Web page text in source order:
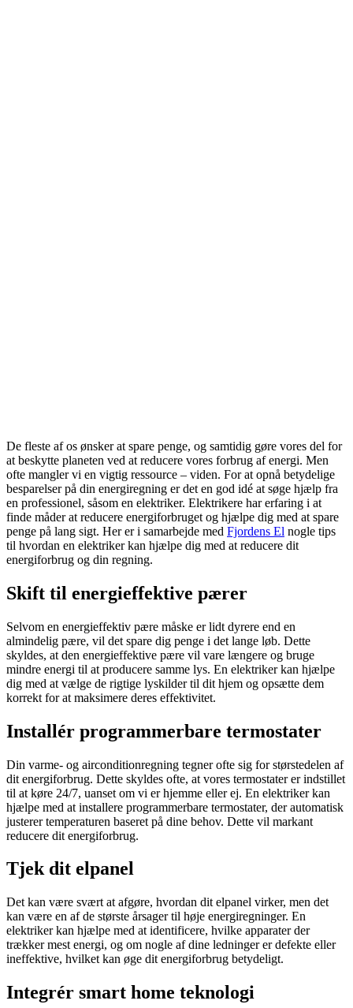
De fleste af os ønsker at spare penge, og samtidig gøre vores del for
at beskytte planeten ved at reducere vores forbrug af energi. Men
ofte mangler vi en vigtig ressource – viden. For at opnå betydelige
besparelser på din energiregning er det en god idé at søge hjælp fra
en professionel, såsom en elektriker. Elektrikere har erfaring i at
finde måder at reducere energiforbruget og hjælpe dig med at spare
penge på lang sigt. Her er i samarbejde med Fjordens El nogle tips
til hvordan en elektriker kan hjælpe dig med at reducere dit
energiforbrug og din regning.
Skift til energieffektive pærer
Selvom en energieffektiv pære måske er lidt dyrere end en
almindelig pære, vil det spare dig penge i det lange løb. Dette
skyldes, at den energieffektive pære vil vare længere og bruge
mindre energi til at producere samme lys. En elektriker kan hjælpe
dig med at vælge de rigtige lyskilder til dit hjem og opsætte dem
korrekt for at maksimere deres effektivitet.
Installér programmerbare termostater
Din varme- og airconditionregning tegner ofte sig for størstedelen af
dit energiforbrug. Dette skyldes ofte, at vores termostater er indstillet
til at køre 24/7, uanset om vi er hjemme eller ej. En elektriker kan
hjælpe med at installere programmerbare termostater, der automatisk
justerer temperaturen baseret på dine behov. Dette vil markant
reducere dit energiforbrug.
Tjek dit elpanel
Det kan være svært at afgøre, hvordan dit elpanel virker, men det
kan være en af de største årsager til høje energiregninger. En
elektriker kan hjælpe med at identificere, hvilke apparater der
trækker mest energi, og om nogle af dine ledninger er defekte eller
ineffektive, hvilket kan øge dit energiforbrug betydeligt.
Integrér smart home teknologi